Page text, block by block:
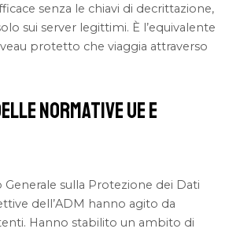
senza le chiavi di decrittazione,
sui server legittimi. È l’equivalente
protetto che viaggia attraverso
Normative UE e
sulla Protezione dei Dati
dell’ADM hanno agito da
Hanno stabilito un ambito di